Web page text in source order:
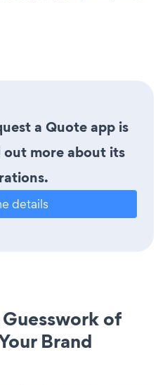
a Quote app is
more about its
details
of
Brand